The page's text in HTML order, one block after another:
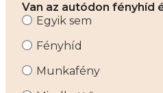
Van az autódon fényhíd
Egyik sem
Fényhíd
Munkafény